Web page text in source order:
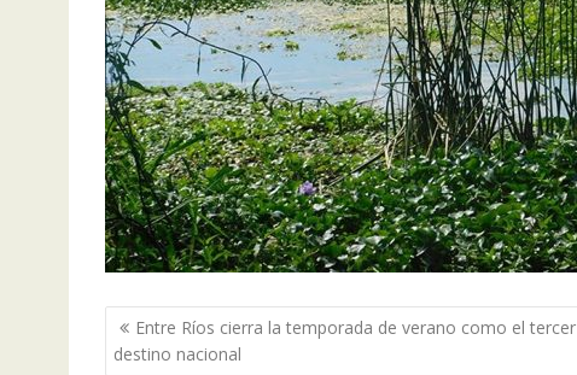
Navegación
de
Entre Ríos cierra la temporada de verano como el tercer
destino nacional